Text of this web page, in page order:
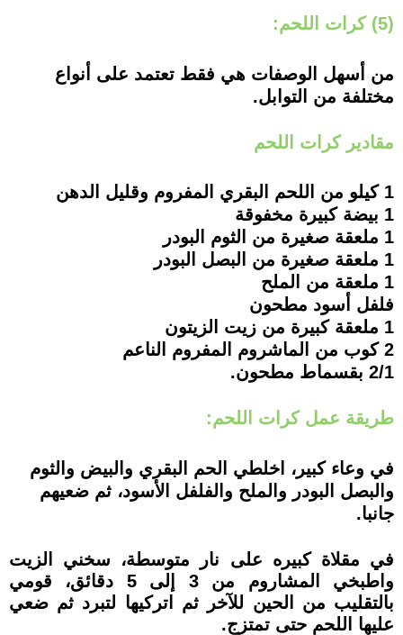
(5) كرات اللحم:
من أسهل الوصفات هي فقط تعتمد على أنواع
مختلفة من التوابل.
مقادير كرات اللحم
1 كيلو من اللحم البقري المفروم وقليل الدهن
1 بيضة كبيرة مخفوقة
1 ملعقة صغيرة من الثوم البودر
1 ملعقة صغيرة من البصل البودر
1 ملعقة من الملح
فلفل أسود مطحون
1 ملعقة كبيرة من زيت الزيتون
2 كوب من الماشروم المفروم الناعم
2/1 بقسماط مطحون.
طريقة عمل كرات اللحم:
في وعاء كبير، اخلطي الحم البقري والبيض والثوم
والبصل البودر والملح والفلفل الأسود، ثم ضعيهم
جانبا.
في مقلاة كبيره على نار متوسطة، سخني الزيت
واطبخي المشاروم من 3 إلى 5 دقائق، قومي
بالتقليب من الحين للآخر ثم اتركيها لتبرد ثم ضعي
عليها اللحم حتى تمتزج.